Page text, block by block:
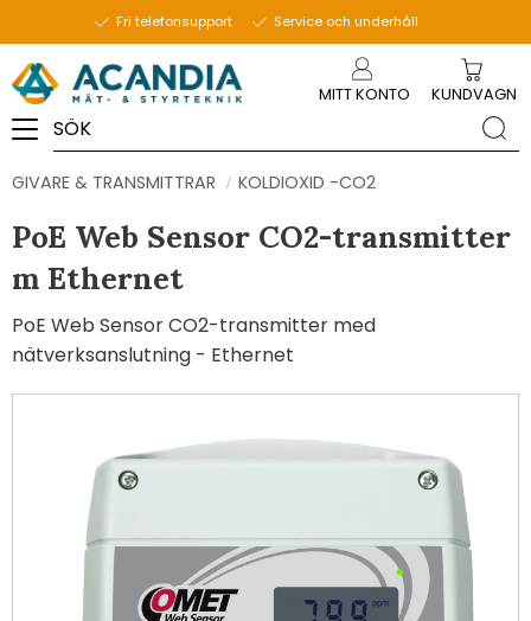
Fri telefonsupport Service och underhåll
MITT KONTO KUNDVAGN
GIVARE & TRANSMITTRAR KOLDIOXID -CO2
PoE Web Sensor CO2-transmitter
m Ethernet
PoE Web Sensor CO2-transmitter med
nätverksanslutning - Ethernet